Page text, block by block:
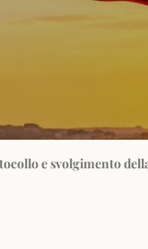
e svolgimento